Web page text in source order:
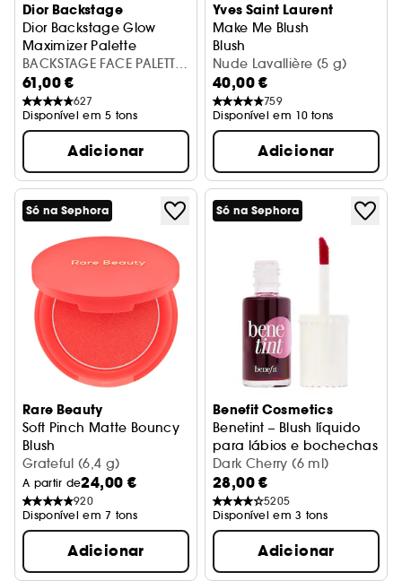
Dior Backstage
Dior Backstage Glow
Maximizer Palette
iluminadores e blush multiusos\t\t
BACKSTAGE FACE PALETTE
001 INT25
61,00 €
627
Disponível em 5 tons
Adicionar
Yves Saint Laurent
Make Me Blush
Blush
Nude Lavallière (5 g)
40,00 €
759
Disponível em 10 tons
Adicionar
Só na Sephora
Rare Beauty
Soft Pinch Matte Bouncy
Blush
Blush mate
Grateful (6,4 g)
A partir de24,00 €
920
Disponível em 7 tons
Adicionar
Só na Sephora
Benefit Cosmetics
Benetint – Blush líquido
para lábios e bochechas
Dark Cherry (6 ml)
28,00 €
5205
Disponível em 3 tons
Adicionar